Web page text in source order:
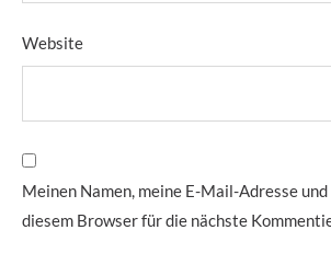
Website
Meinen Namen, meine E-Mail-Adresse
diesem Browser für die nächste